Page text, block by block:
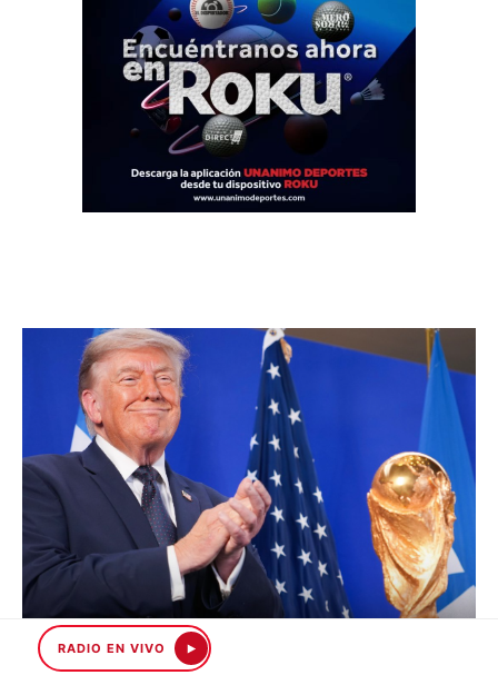
RADIO EN VIVO
Trump en la final del Mundial